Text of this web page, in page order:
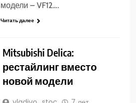
модели – VF12….
Читать далее
Mitsubishi Delica:
рестайлинг вместо
новой модели